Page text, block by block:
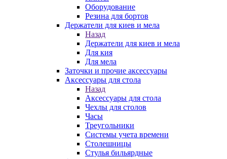
Оборудование
Резина для бортов
Держатели для киев и мела
Назад
Держатели для киев и мела
Для кия
Для мела
Заточки и прочие аксессуары
Аксессуары для стола
Назад
Аксессуары для стола
Чехлы для столов
Часы
Треугольники
Системы учета времени
Столешницы
Стулья бильярдные